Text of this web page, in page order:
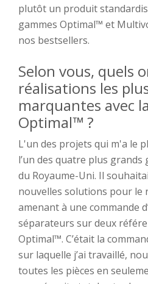
plutôt un produit
gammes Optimal™ et
nos bestsellers.
Selon vous, quels
réalisations les
marquantes avec la
Optimal™ ?
L'un des projets qui m'a le
l’un des quatre plus grands
du Royaume-Uni. Il
nouvelles solutions pour le
amenant à une commande
séparateurs sur deux
Optimal™. C’était la
sur laquelle j’ai travaillé,
toutes les pièces en